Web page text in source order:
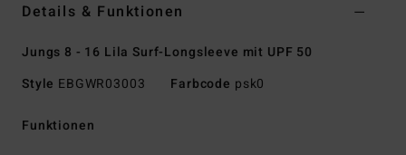
Details & Funktionen
Jungs 8 - 16 Lila Surf-Longsleeve mit UPF 50
Style EBGWR03003 Farbcode psk0
Funktionen